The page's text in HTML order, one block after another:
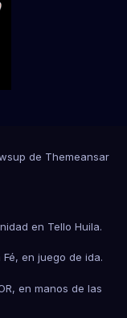
de Themeansar
en Tello Huila.
en juego de ida.
en manos de las